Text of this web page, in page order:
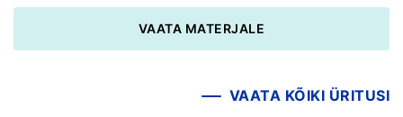
VAATA MATERJALE
VAATA KÕIKI ÜRITUSI